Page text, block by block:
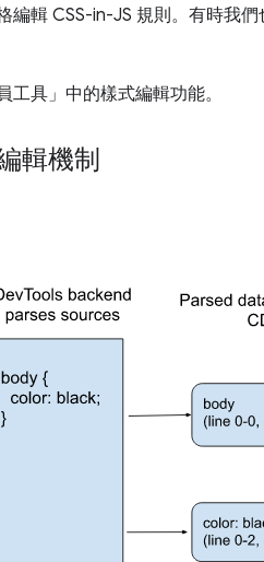
輯 CSS-in-JS 規則。有時我們
具」中的樣式編輯功能。
輯機制